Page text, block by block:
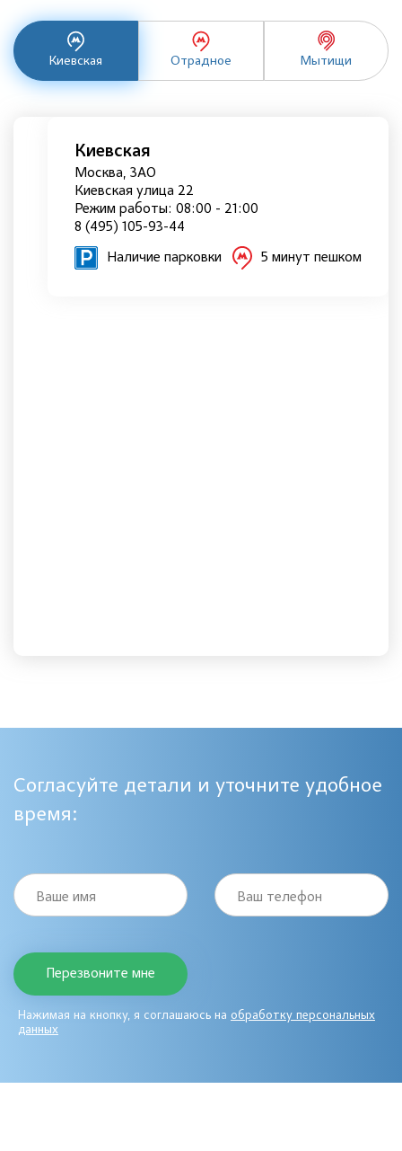
Киевская Отрадное Мытищи
Киевская
Москва, ЗАО
Киевская улица 22
Режим работы: 08:00 - 21:00
8 (495) 105-93-44
Наличие парковки 5 минут пешком
Согласуйте детали и уточните удобное
время:
Ваше имя Ваш телефон
Нажимая на кнопку, я соглашаюсь на обработку персональных
данных